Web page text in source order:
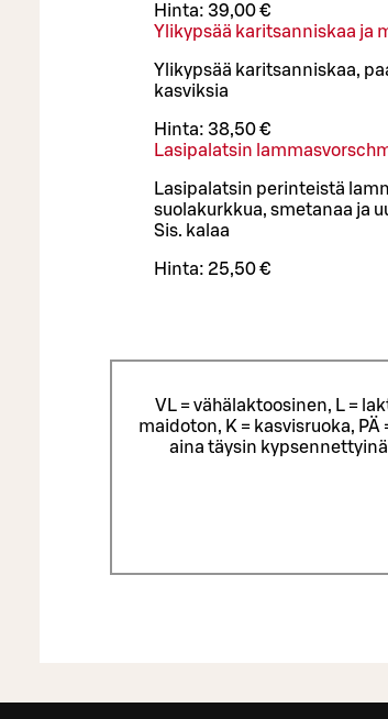
Hinta: 39,00 €
Ylikypsää karitsanniskaa ja
Ylikypsää karitsanniskaa,
kasviksia
Hinta: 38,50 €
Lasipalatsin
Lasipalatsin perinteistä
suolakurkkua, smetanaa ja
Sis. kalaa
Hinta: 25,50 €
VL = vähälaktoosinen, L =
maidoton, K = kasvisruoka,
aina täysin